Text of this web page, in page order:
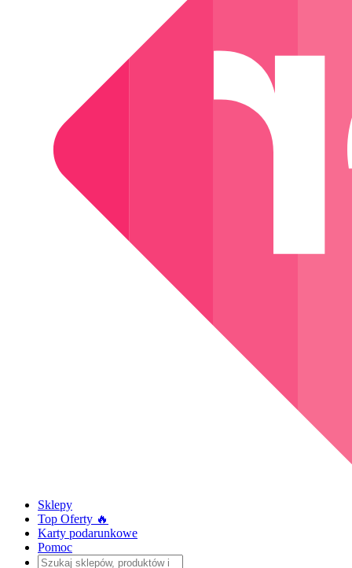
Sklepy
Top Oferty 🔥
Karty podarunkowe
Pomoc
Szukaj